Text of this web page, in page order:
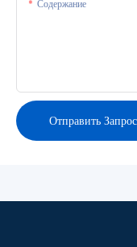
Содержание
Отправить